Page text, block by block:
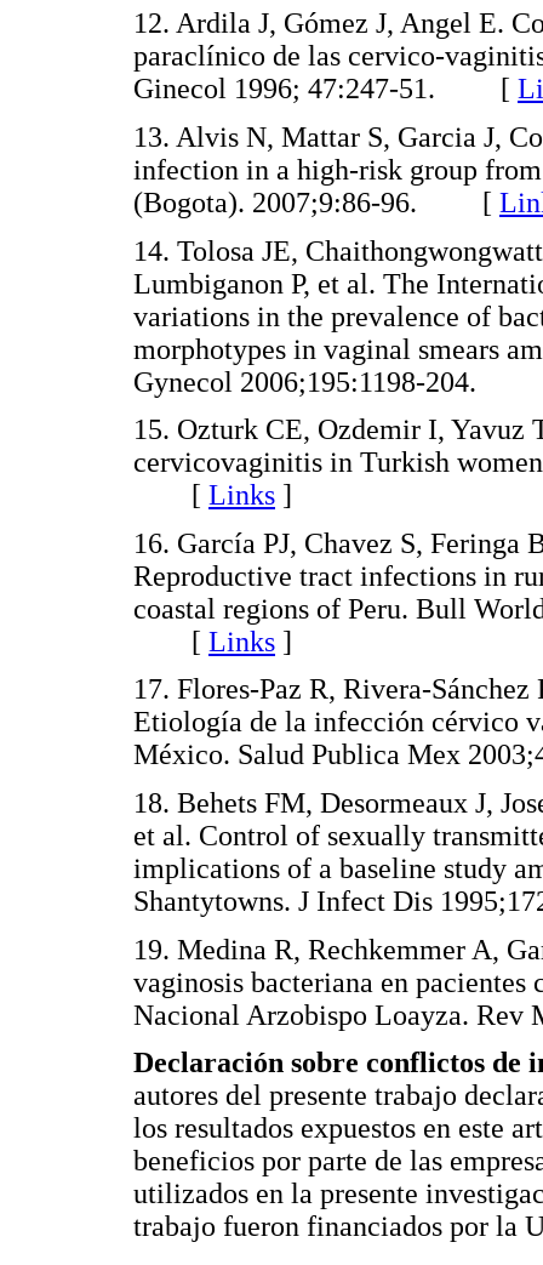
12. Ardila J, Gómez J, Angel E.
paraclínico de las cervico-
Ginecol 1996; 47:247-51. [
13. Alvis N, Mattar S, Garcia J,
infection in a high-risk group
(Bogota). 2007;9:86-96. [
14. Tolosa JE,
Lumbiganon P, et al. The
variations in the prevalence of
morphotypes in vaginal smears
Gynecol 2006;195:1198-
15. Ozturk CE, Ozdemir I, Yavuz
cervicovaginitis in Turkish
[ Links ]
16. García PJ, Chavez S,
Reproductive tract infections in
coastal regions of Peru. Bull
[ Links ]
17. Flores-Paz R, Rivera-
Etiología de la infección cérvico
México. Salud Publica Mex
18. Behets FM, Desormeaux J,
et al. Control of sexually
implications of a baseline study
Shantytowns. J Infect Dis
19. Medina R, Rechkemmer A,
vaginosis bacteriana en
Nacional Arzobispo Loayza.
Declaración sobre conflictos de
autores del presente trabajo
los resultados expuestos en este
beneficios por parte de las
utilizados en la presente
trabajo fueron financiados por la